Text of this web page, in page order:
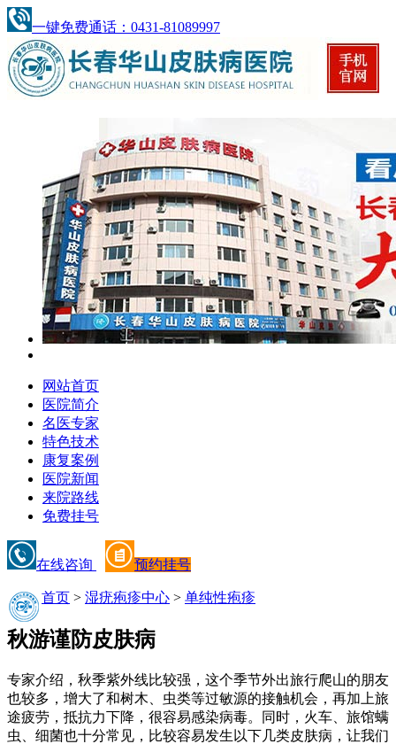
一键免费通话：0431-81089997
网站首页
医院简介
名医专家
特色技术
康复案例
医院新闻
来院路线
免费挂号
在线咨询 预约挂号
首页 > 湿疣疱疹中心 > 单纯性疱疹
秋游谨防皮肤病
专家介绍，秋季紫外线比较强，这个季节外出旅行爬山的朋友
也较多，增大了和树木、虫类等过敏源的接触机会，再加上旅
途疲劳，抵抗力下降，很容易感染病毒。同时，火车、旅馆螨
虫、细菌也十分常见，比较容易发生以下几类皮肤病，让我们